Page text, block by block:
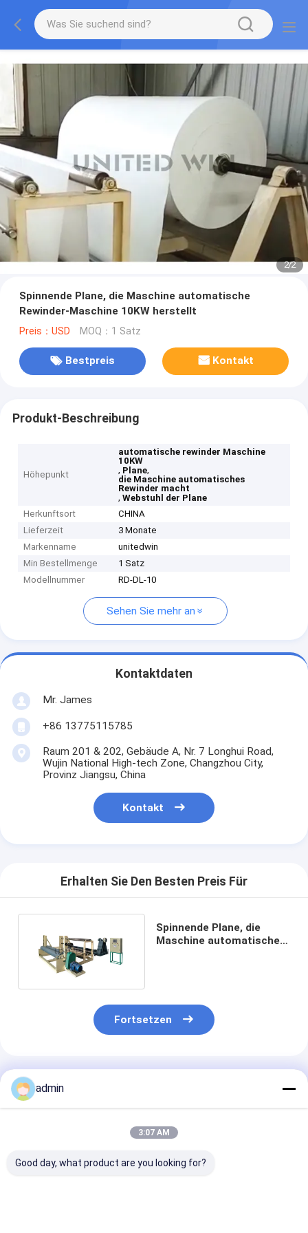
2/2
Spinnende Plane, die Maschine automatische
Rewinder-Maschine 10KW herstellt
Preis：USD MOQ：1 Satz
Bestpreis Kontakt
Produkt-Beschreibung
Höhepunkt
automatische rewinder Maschine
10KW
, Plane,
die Maschine automatisches
Rewinder macht
,Webstuhl der Plane
Herkunftsort
CHINA
Lieferzeit
3 Monate
Markenname
unitedwin
Min Bestellmenge
1 Satz
Modellnummer
RD-DL-10
Sehen Sie mehr an
Kontaktdaten
Mr. James
+86 13775115785
Raum 201 & 202, Gebäude A, Nr. 7 Longhui Road,
Wujin National High-tech Zone, Changzhou City,
Provinz Jiangsu, China
Kontakt
Erhalten Sie Den Besten Preis Für
Spinnende Plane, die
Maschine automatische
Fortsetzen
Empfohlene Produkte
admin
3:07 AM
Good day, what product are you looking for?